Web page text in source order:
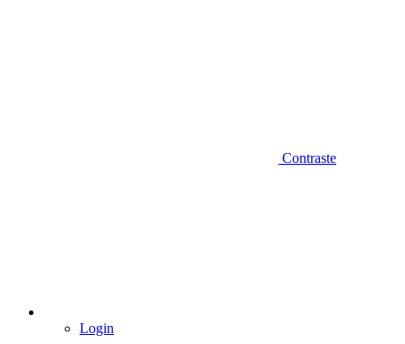
Contraste
Login